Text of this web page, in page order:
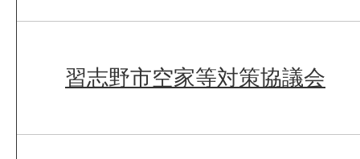
習志野市空家等対策協議会